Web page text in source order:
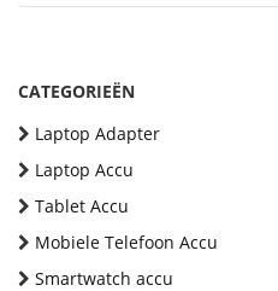
CATEGORIEËN
Laptop Adapter
Laptop Accu
Tablet Accu
Mobiele Telefoon Accu
Smartwatch accu